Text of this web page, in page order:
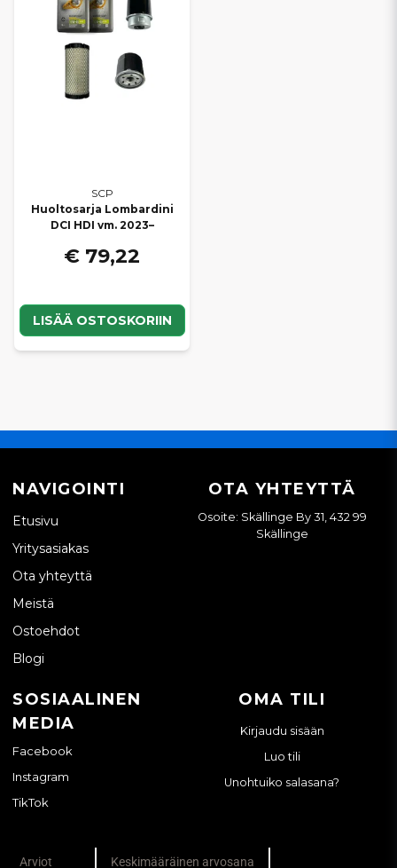
SCP
Huoltosarja Lombardini
DCI HDI vm. 2023–
€ 79,22
LISÄÄ OSTOSKORIIN
NAVIGOINTI
Etusivu
Yritysasiakas
Ota yhteyttä
Meistä
Ostoehdot
Blogi
OTA YHTEYTTÄ
Osoite: Skällinge By 31, 432 99
Skällinge
SOSIAALINEN
MEDIA
Facebook
Instagram
TikTok
OMA TILI
Kirjaudu sisään
Luo tili
Unohtuiko salasana?